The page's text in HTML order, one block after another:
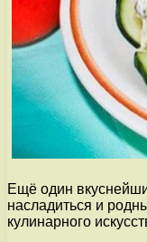
Ещё один
насладиться и
кулинарного